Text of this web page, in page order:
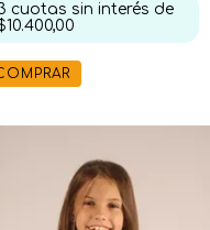
cuotas sin interés de